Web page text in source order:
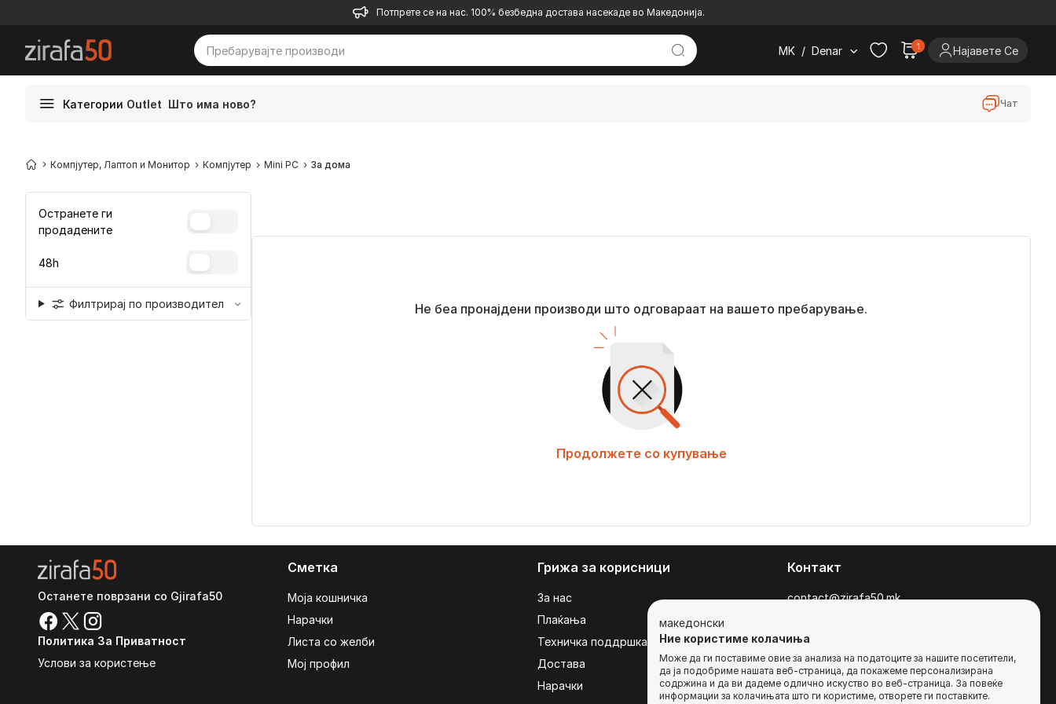
Потпрете се на нас. 100% безбедна достава насекаде во Македонија.
MK / Denar 1 Најавете Се
Категории Outlet Што има ново? Чат
Компјутер, Лаптоп и Монитор Компјутер Mini PC За дома
Остранете ги
продадените
48h
Филтрирај по производител Не беа пронајдени производи што одговараат на вашето пребарување.
Продолжете со купување
Останете поврзани со Gjirafa50
Политика За Приватност
Услови за користење
Сметка
Моја кошничка
Нарачки
Листа со желби
Мој профил
Грижа за корисници
За нас
Плаќања
Техничка поддршка
Достава
Нарачки
Контакт
contact@zirafa50.mk
За барања на понуди, контактирајте нѐ
на:
b2b@zirafa50.mk
македонски
Ние користиме колачиња
Може да ги поставиме овие за анализа на податоците за нашите посетители,
да ја подобриме нашата веб-страница, да покажеме персонализирана
содржина и да ви дадеме одлично искуство во веб-страница. За повеќе
информации за колачињата што ги користиме, отворете ги поставките.